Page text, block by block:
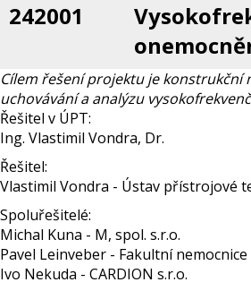
242001
Cílem řešení projektu je
uchovávání a analýzu
Řešitel v ÚPT:
Ing. Vlastimil Vondra, Dr.
Řešitel:
Vlastimil Vondra - Ústav přístrojové
Spoluřešitelé:
Michal Kuna - M, spol. s.r.o.
Pavel Leinveber - Fakultní
Ivo Nekuda - CARDION s.r.o.